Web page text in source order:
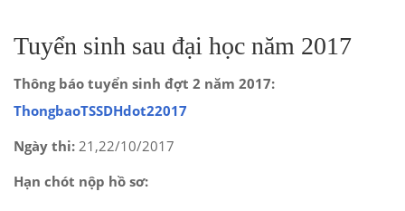
Tuyển sinh sau đại học năm 2017
Thông báo tuyển sinh đợt 2 năm 2017:
ThongbaoTSSDHdot22017
Ngày thi: 21,22/10/2017
Hạn chót nộp hồ sơ: